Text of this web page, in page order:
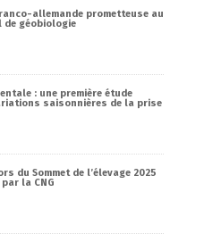
allemande prometteuse au
de géobiologie
: une première étude
saisonnières de la prise
du Sommet de l’élevage 2025
la CNG